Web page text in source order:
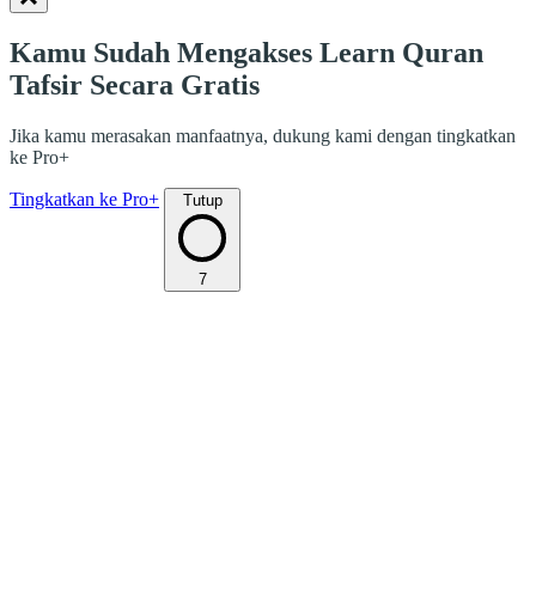
Kamu Sudah Mengakses Learn Quran
Tafsir Secara Gratis
Jika kamu merasakan manfaatnya, dukung kami dengan tingkatkan
ke Pro+
Tingkatkan ke Pro+ Tutup
7